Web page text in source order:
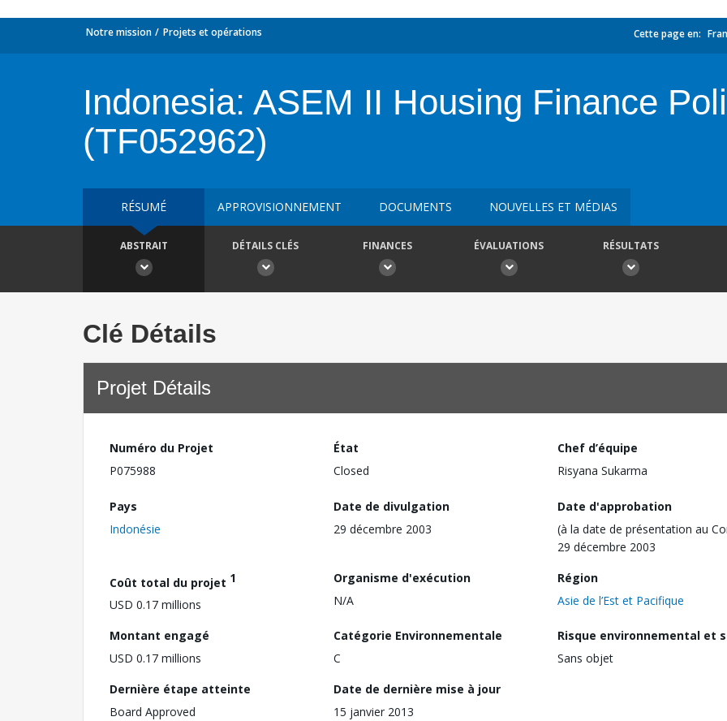
Notre mission Projets et opérations Cette page en:
Indonesia: ASEM II Housing Finance
(TF052962)
RÉSUMÉ APPROVISIONNEMENT DOCUMENTS NOUVELLES ET MÉDIAS
ABSTRAIT DÉTAILS CLÉS FINANCES ÉVALUATIONS RÉSULTATS
Clé Détails
Projet Détails
Numéro du Projet
P075988
État
Closed
Chef d’équipe
Risyana Sukarma
Pays
Indonésie
Date de divulgation
29 décembre 2003
Date d'approbation
(à la date de présentation au
29 décembre 2003
Coût total du projet 1
USD 0.17 millions
Organisme d'exécution
N/A
Région
Asie de l’Est et Pacifique
Montant engagé
USD 0.17 millions
Catégorie Environnementale
C
Risque environnemental et
Sans objet
Dernière étape atteinte
Board Approved
Date de dernière mise à jour
15 janvier 2013